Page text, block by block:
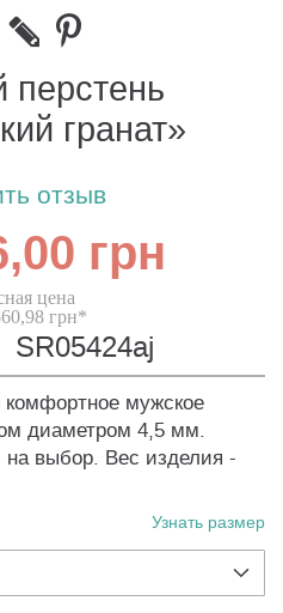
перстень
гранат»
отзыв
грн
цена
грн*
SR05424aj
комфортное мужское
диаметром 4,5 мм.
выбор. Вес изделия -
Узнать размер